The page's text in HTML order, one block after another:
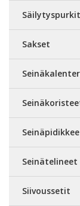
Säilytyspurkit
Sakset
Seinätelineet
Siivoussetit